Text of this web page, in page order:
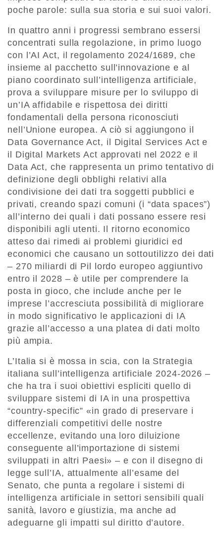
poche parole: sulla sua storia e sui suoi valori.
In quattro anni i progressi sembrano essersi
concentrati sulla regolazione, in primo luogo
con l’AI Act, il regolamento 2024/1689, che
insieme al pacchetto sull’innovazione e al
piano coordinato sull’intelligenza artificiale,
prova a sviluppare misure per lo sviluppo di
un’IA affidabile e rispettosa dei diritti
fondamentali della persona riconosciuti
nell’Unione europea. A ciò si aggiungono il
Data Governance Act, il Digital Services Act e
il Digital Markets Act approvati nel 2022 e il
Data Act, che rappresenta un primo tentativo di
definizione degli obblighi relativi alla
condivisione dei dati tra soggetti pubblici e
privati, creando spazi comuni (i “data spaces”)
all’interno dei quali i dati possano essere resi
disponibili agli utenti. Il ritorno economico
atteso dai rimedi ai problemi giuridici ed
economici che causano un sottoutilizzo dei dati
– 270 miliardi di Pil lordo europeo aggiuntivo
entro il 2028 – è utile per comprendere la
posta in gioco, che include anche per le
imprese l’accresciuta possibilità di migliorare
in modo significativo le applicazioni di IA
grazie all’accesso a una platea di dati molto
più ampia.
L’Italia si è mossa in scia, con la Strategia
italiana sull’intelligenza artificiale 2024-2026 –
che ha tra i suoi obiettivi espliciti quello di
sviluppare sistemi di IA in una prospettiva
“country-specific” «in grado di preservare i
differenziali competitivi delle nostre
eccellenze, evitando una loro diluizione
conseguente all’importazione di sistemi
sviluppati in altri Paesi» – e con il disegno di
legge sull’IA, attualmente all’esame del
Senato, che punta a regolare i sistemi di
intelligenza artificiale in settori sensibili quali
sanità, lavoro e giustizia, ma anche ad
adeguarne gli impatti sul diritto d’autore.